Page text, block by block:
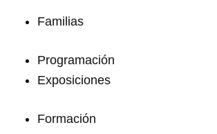
a
e
o
k
f
b
e
Familias
Programación
Exposiciones
Formación